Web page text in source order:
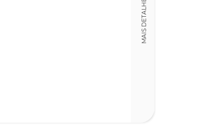
MAIS DETALHES